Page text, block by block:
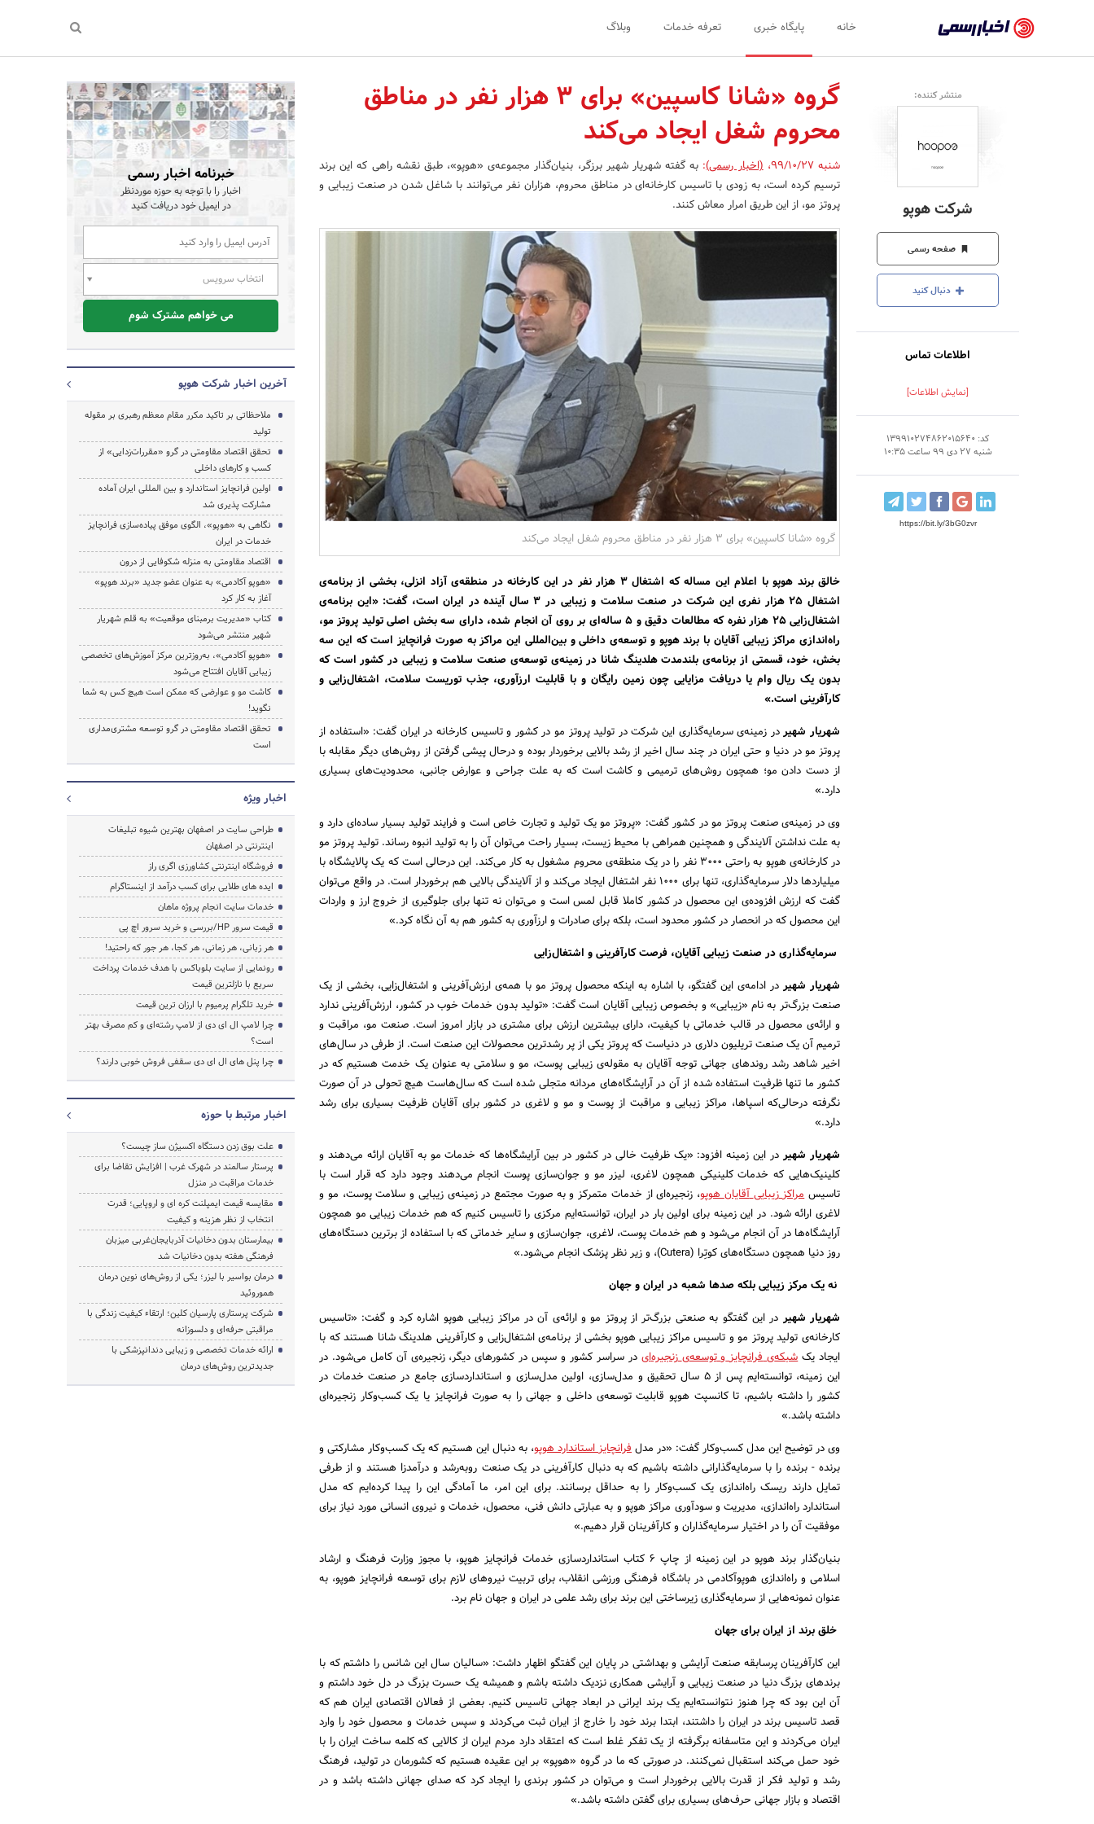
رسمی
-
اخبار
تایید
شده
شرکت‌ها،
سازمان‌ها
و
روابط
عمومی‌ها
خانه پایگاه خبری تعرفه خدمات وبلاگ
جستجو
منتشر کننده:
شرکت هوپو
صفحه رسمی
دنبال کنید
اطلاعات تماس
[نمایش اطلاعات]
کد: 139910274862015640
شنبه 27 دی 99 ساعت 10:35
https://bit.ly/3bG0zvr
گروه «شانا کاسپین» برای 3 هزار نفر در مناطق
محروم شغل ایجاد می‌کند
شنبه 99/10/27 ،(اخبار رسمی): به گفته شهریار شهیر برزگر، بنیان‌گذار مجموعه‌ی «هوپو»، طبق نقشه راهی که این برند
ترسیم کرده است، به زودی با تاسیس کارخانه‌ای در مناطق محروم، هزاران نفر می‌توانند با شاغل شدن در صنعت زیبایی و
پروتز مو، از این طریق امرار معاش کنند.
گروه «شانا کاسپین» برای 3 هزار نفر در مناطق محروم شغل ایجاد می‌کند
خالق برند هوپو با اعلام این مساله که اشتغال ۳ هزار نفر در این کارخانه در منطقه‌ی آزاد انزلی، بخشی از برنامه‌ی
اشتغال ۲۵ هزار نفری این شرکت در صنعت سلامت و زیبایی در ۳ سال آینده در ایران است، گفت: «این برنامه‌ی
اشتغال‌زایی ۲۵ هزار نفره که مطالعات دقیق و ۵ ساله‌ای بر روی آن انجام شده، دارای سه بخش اصلی تولید پروتز مو،
راه‌اندازی مراکز زیبایی آقایان با برند هوپو و توسعه‌ی داخلی و بین‌المللی این مراکز به صورت فرانچایز است که این سه
بخش، خود، قسمتی از برنامه‌ی بلندمدت هلدینگ شانا در زمینه‌ی توسعه‌ی صنعت سلامت و زیبایی در کشور است که
بدون یک ریال وام یا دریافت مزایایی چون زمین رایگان و با قابلیت ارزآوری، جذب توریست سلامت، اشتغال‌زایی و
کارآفرینی است.»
شهریار شهیردر زمینه‌ی سرمایه‌گذاری این شرکت در تولید پروتز مو در کشور و تاسیس کارخانه در ایران گفت: «استفاده از
پروتز مو در دنیا و حتی ایران در چند سال اخیر از رشد بالایی برخوردار بوده و درحال پیشی گرفتن از روش‌های دیگر مقابله با
از دست دادن مو؛ همچون روش‌های ترمیمی و کاشت است که به علت جراحی و عوارض جانبی، محدودیت‌های بسیاری
دارد.»
وی در زمینه‌ی صنعت پروتز مو در کشور گفت: «پروتز مو یک تولید و تجارت خاص است و فرایند تولید بسیار ساده‌ای دارد و
به علت نداشتن آلایندگی و همچنین همراهی با محیط زیست، بسیار راحت می‌توان آن را به تولید انبوه رساند. تولید پروتز مو
در کارخانه‌ی هوپو به راحتی ۳۰۰۰ نفر را در یک منطقه‌ی محروم مشغول به کار می‌کند. این درحالی است که یک پالایشگاه با
میلیاردها دلار سرمایه‌گذاری، تنها برای ۱۰۰۰ نفر اشتغال ایجاد می‌کند و از آلایندگی بالایی هم برخوردار است. در واقع می‌توان
گفت که ارزش افزوده‌ی این محصول در کشور کاملا قابل لمس است و می‌توان نه تنها برای جلوگیری از خروج ارز و واردات
این محصول که در انحصار در کشور محدود است، بلکه برای صادرات و ارزآوری به کشور هم به آن نگاه کرد.»
سرمایه‌گذاری در صنعت زیبایی آقایان، فرصت کارآفرینی و اشتغال‌زایی
شهریار شهیردر ادامه‌ی این گفتگو، با اشاره به اینکه محصول پروتز مو با همه‌ی ارزش‌آفرینی و اشتغال‌زایی، بخشی از یک
صنعت بزرگ‌تر به نام «زیبایی» و بخصوص زیبایی آقایان است گفت: «تولید بدون خدمات خوب در کشور، ارزش‌آفرینی ندارد
و ارائه‌ی محصول در قالب خدماتی با کیفیت، دارای بیشترین ارزش برای مشتری در بازار امروز است. صنعت مو، مراقبت و
ترمیم آن یک صنعت تریلیون دلاری در دنیاست که پروتز یکی از پر رشدترین محصولات این صنعت است. از طرفی در سال‌های
اخیر شاهد رشد روندهای جهانی توجه آقایان به مقوله‌ی زیبایی پوست، مو و سلامتی به عنوان یک خدمت هستیم که در
کشور ما تنها ظرفیت استفاده شده از آن در آرایشگاه‌های مردانه متجلی شده است که سال‌هاست هیچ تحولی در آن صورت
نگرفته درحالی‌که اسپاها، مراکز زیبایی و مراقبت از پوست و مو و لاغری در کشور برای آقایان ظرفیت بسیاری برای رشد
دارد.»
شهریار شهیر در این زمینه افزود: «یک ظرفیت خالی در کشور در بین آرایشگاه‌ها که خدمات مو به آقایان ارائه می‌دهند و
کلینیک‌هایی که خدمات کلینیکی همچون لاغری، لیزر مو و جوان‌سازی پوست انجام می‌دهند وجود دارد که قرار است با
تاسیسمراکز زیبایی آقایان هوپو، زنجیره‌ای از خدمات متمرکز و به صورت مجتمع در زمینه‌ی زیبایی و سلامت پوست، مو و
لاغری ارائه شود. در این زمینه برای اولین بار در ایران، توانسته‌ایم مرکزی را تاسیس کنیم که هم خدمات زیبایی مو همچون
آرایشگاه‌ها در آن انجام می‌شود و هم خدمات پوست، لاغری، جوان‌سازی و سایر خدماتی که با استفاده از برترین‌ دستگاه‌های
روز دنیا همچون دستگاه‌های کوتِرا (Cutera)، و زیر نظر پزشک انجام می‌شود.»
نه یک مرکز زیبایی بلکه صدها شعبه در ایران و جهان
شهریار شهیر در این گفتگو به صنعتی بزرگ‌تر از پروتز مو و ارائه‌ی آن در مراکز زیبایی هوپو اشاره کرد و گفت: «تاسیس
کارخانه‌ی تولید پروتز مو و تاسیس مراکز زیبایی هوپو بخشی از برنامه‌ی اشتغال‌زایی و کارآفرینی هلدینگ شانا هستند که با
ایجاد یکشبکهی فرانچایز و توسعهی زنجیرهای در سراسر کشور و سپس در کشورهای دیگر، زنجیره‌ی آن کامل می‌شود. در
این زمینه، توانسته‌ایم پس از ۵ سال تحقیق و مدل‌سازی، اولین مدل‌سازی و استانداردسازی جامع در صنعت خدمات در
کشور را داشته باشیم، تا کانسپت هوپو قابلیت توسعه‌ی داخلی و جهانی را به صورت فرانچایز یا یک کسب‌وکار زنجیره‌ای
داشته باشد.»
وی در توضیح این مدل کسب‌وکار گفت: «در مدلفرانچایزاستانداردهوپو، به دنبال این هستیم که یک کسب‌وکار مشارکتی و
برنده - برنده را با سرمایه‌گذارانی داشته باشیم که به دنبال کارآفرینی در یک صنعت روبه‌رشد و درآمدزا هستند و از طرفی
تمایل دارند ریسک راه‌اندازی یک کسب‌وکار را به حداقل برسانند. برای این امر، ما آمادگی این را پیدا کرده‌ایم که مدل
استاندارد راه‌اندازی، مدیریت و سودآوری مراکز هوپو و به عبارتی دانش فنی، محصول، خدمات و نیروی انسانی مورد نیاز برای
موفقیت آن را در اختیار سرمایه‌گذاران و کارآفرینان قرار دهیم.»
بنیان‌گذار برند هوپو در این زمینه از چاپ ۶ کتاب استانداردسازی خدمات فرانچایز هوپو، با مجوز وزارت فرهنگ و ارشاد
اسلامی و راه‌اندازی هوپوآکادمی در باشگاه فرهنگی ورزشی انقلاب، برای تربیت نیروهای لازم برای توسعه فرانچایز هوپو، به
عنوان نمونه‌هایی از سرمایه‌گذاری زیرساختی این برند برای رشد علمی در ایران و جهان نام برد.
خلق برند از ایران برای جهان
این کارآفرینان پرسابقه صنعت آرایشی و بهداشتی در پایان این گفتگو اظهار داشت: «سالیان سال این شانس را داشتم که با
برندهای بزرگ دنیا در صنعت زیبایی و آرایشی همکاری نزدیک داشته باشم و همیشه یک حسرت بزرگ در دل خود داشتم و
آن این بود که چرا هنوز نتوانسته‌ایم یک برند ایرانی در ابعاد جهانی تاسیس کنیم. بعضی از فعالان اقتصادی ایران هم که
قصد تاسیس برند در ایران را داشتند، ابتدا برند خود را خارج از ایران ثبت می‌کردند و سپس خدمات و محصول خود را وارد
ایران می‌کردند و این متاسفانه برگرفته از یک تفکر غلط است که اعتقاد دارد مردم ایران از کالایی که کلمه ساخت ایران را با
خود حمل می‌کند استقبال نمی‌کنند. در صورتی که ما در گروه «هوپو» بر این عقیده هستیم که کشورمان در تولید، فرهنگ
رشد و تولید فکر از قدرت بالایی برخوردار است و می‌توان در کشور برندی را ایجاد کرد که صدای جهانی داشته باشد و در
اقتصاد و بازار جهانی حرف‌های بسیاری برای گفتن داشته باشد.»
خبرنامه اخبار رسمی
اخبار را با توجه به حوزه موردنظر
در ایمیل خود دریافت کنید
انتخاب سرویس
می خواهم مشترک شوم
آخرین اخبار شرکت هوپو
ملاحظاتی بر تاکید مکرر مقام معظم رهبری بر مقوله
تولید
تحقق اقتصاد مقاومتی در گرو «مقررات‌زدایی» از
کسب و کارهای داخلی
اولین فرانچایز استاندارد و بین المللی ایران آماده
مشارکت پذیری شد
نگاهی به «هوپو»، الگوی موفق پیاده‌سازی فرانچایز
خدمات در ایران
اقتصاد مقاومتی به منزله شکوفایی از درون
«هوپو آکادمی» به عنوان عضو جدید «برند هوپو»
آغاز به کار کرد
کتاب «مدیریت برمبنای موقعیت» به قلم شهریار
شهیر منتشر می‎‌شود
«هوپو آکادمی»، به‌روزترین مرکز آموزش‌های تخصصی
زیبایی آقایان افتتاح می‌شود
کاشت مو و عوارضی که ممکن است هیچ کس به شما
نگوید!
تحقق اقتصاد مقاومتی در گرو توسعه مشتری‌مداری
است
اخبار ویژه
طراحی سایت در اصفهان بهترین شیوه تبلیغات
اینترنتی در اصفهان
فروشگاه اینترنتی کشاورزی اگری راز
ایده های طلایی برای کسب درآمد از اینستاگرام
خدمات سایت انجام پروژه ماهان
قیمت سرور HP/بررسی و خرید سرور اچ پی
هر زبانی، هر زمانی، هر کجا، هر جور که راحتید!
رونمایی از سایت بلوباکس با هدف خدمات پرداخت
سریع با نازلترین قیمت
خرید تلگرام پرمیوم با ارزان ترین قیمت
چرا لامپ ال ای دی از لامپ رشته‌ای و کم مصرف بهتر
است؟
چرا پنل های ال ای دی سقفی فروش خوبی دارند؟
اخبار مرتبط با حوزه
علت بوق زدن دستگاه اکسیژن ساز چیست؟
پرستار سالمند در شهرک غرب | افزایش تقاضا برای
خدمات مراقبت در منزل
مقایسه قیمت ایمپلنت کره ای و اروپایی؛ قدرت
انتخاب از نظر هزینه و کیفیت
بیمارستان بدون دخانیات آذربایجان‌غربی میزبان
فرهنگی هفته بدون دخانیات شد
درمان بواسیر با لیزر؛ یکی از روش‌های نوین درمان
هموروئید
شرکت پرستاری پارسیان کلین؛ ارتقاء کیفیت زندگی با
مراقبتی حرفه‌ای و دلسوزانه
ارائه خدمات تخصصی و زیبایی دندانپزشکی با
جدیدترین روش‌های درمان